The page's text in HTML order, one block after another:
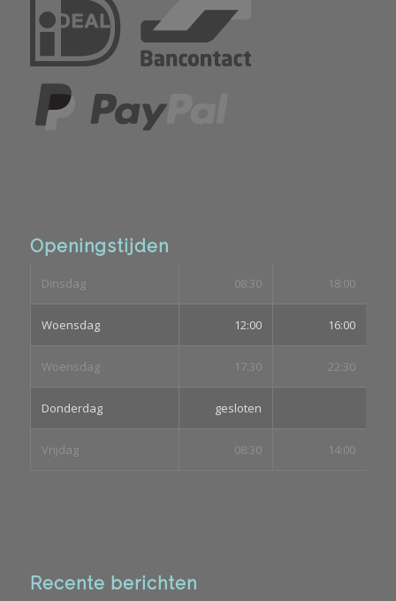
Openingstijden
Dinsdag 08:30 18:00
Woensdag 12:00 16:00
Woensdag 17:30 22:30
Donderdag gesloten
Vrijdag 08:30 14:00
Recente berichten